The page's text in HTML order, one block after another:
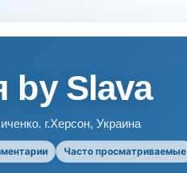
by Slava
г.Херсон, Украина
Часто просматриваемые